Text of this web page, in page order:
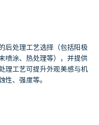
后处理工艺选择（包括阳极
喷涂、热处理等），并提供
理工艺可提升外观美感与机
性、强度等。